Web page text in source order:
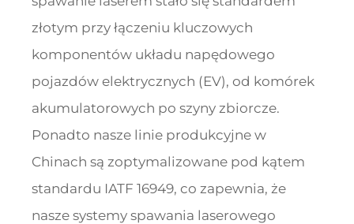
złotym przy łączeniu kluczowych
komponentów układu napędowego
pojazdów elektrycznych (EV), od komórek
akumulatorowych po szyny zbiorcze.
Ponadto nasze linie produkcyjne w
Chinach są zoptymalizowane pod kątem
standardu IATF 16949, co zapewnia, że
nasze systemy spawania laserowego